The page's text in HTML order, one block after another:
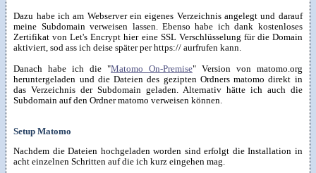
Dazu habe ich am Webserver ein eigenes Verzeichnis angelegt und darauf
meine Subdomain verweisen lassen. Ebenso habe ich dank kostenloses
Zertifikat von Let's Encrypt hier eine SSL Verschlüsselung für die Domain
aktiviert, sod ass ich deise später per https:// aurfrufen kann.
Danach habe ich die "Matomo On-Premise" Version von matomo.org
heruntergeladen und die Dateien des gezipten Ordners matomo direkt in
das Verzeichnis der Subdomain geladen. Alternativ hätte ich auch die
Subdomain auf den Ordner matomo verweisen können.
Setup Matomo
Nachdem die Dateien hochgeladen worden sind erfolgt die Installation in
acht einzelnen Schritten auf die ich kurz eingehen mag.